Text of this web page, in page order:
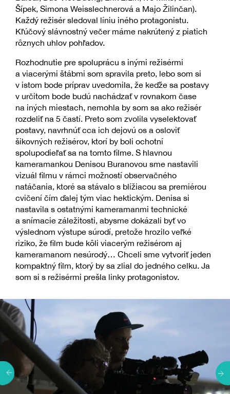
Šípek, Simona Weisslechnerová a Majo Žilinčan).
Každý režisér sledoval líniu iného protagonistu.
Kľúčový slávnostný večer máme nakrútený z piatich
rôznych uhlov pohľadov.
Rozhodnutie pre spoluprácu s inými režisérmi
a viacerými štábmi som spravila preto, lebo som si
v istom bode príprav uvedomila, že keďže sa postavy
v určitom bode budú nachádzať v rovnakom čase
na iných miestach, nemohla by som sa ako režisér
rozdeliť na 5 častí. Preto som zvolila vyselektovať
postavy, navrhnúť cca ich dejovú os a osloviť
šikovných režisérov, ktorí by boli ochotní
spolupodieľať sa na tomto filme. S hlavnou
kameramankou Denisou Buranovou sme nastavili
vizuál filmu v rámci možností observačného
natáčania, ktoré sa stávalo s blížiacou sa premiérou
cvičení čím ďalej tým viac hektickým. Denisa si
nastavila s ostatnými kameramanmi technické
a snímacie záležitosti, abysme dokázali byť vo
výslednom výstupe súrodí, pretože hrozilo veľké
riziko, že film bude kôli viacerým režisérom aj
kameramanom nesúrodý… Chceli sme vytvoriť jeden
kompaktný film, ktorý by sa zlial do jedného celku. Ja
som si s režisérmi prešla linky protagonistov.